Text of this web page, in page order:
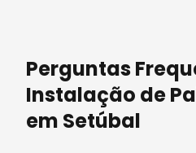
Perguntas
Instalação de
em Setúbal